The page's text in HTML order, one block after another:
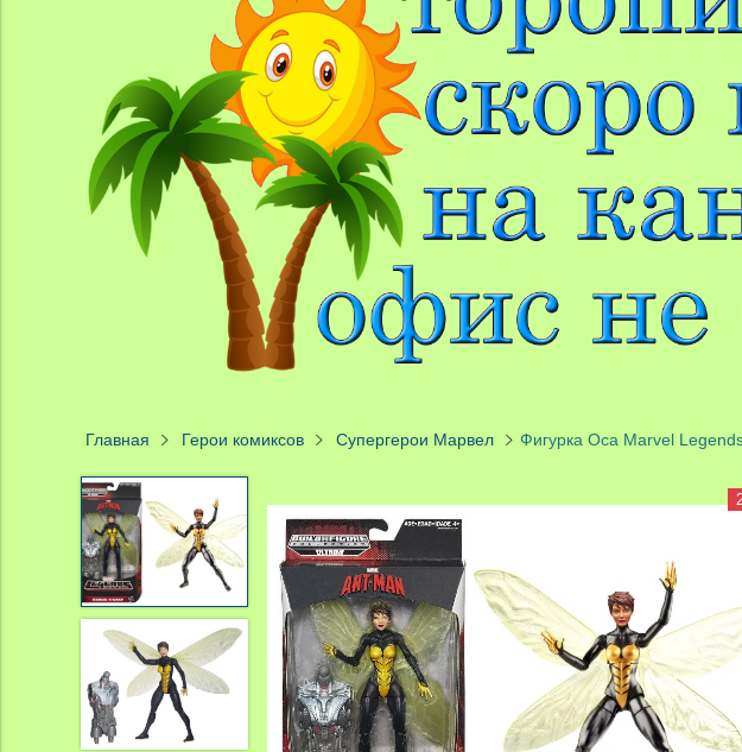
Главная Герои комиксов Супергерои Марвел Фигурка Оса Marvel